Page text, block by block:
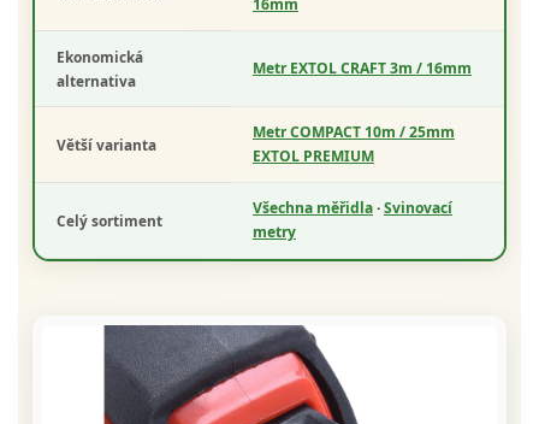
16mm
Ekonomická
alternativa
Metr EXTOL CRAFT 3m / 16mm
Větší varianta
Metr COMPACT 10m / 25mm
EXTOL PREMIUM
Celý sortiment
Všechna měřidla·Svinovací
metry